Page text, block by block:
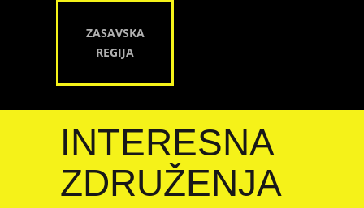
ZASAVSKA
REGIJA
INTERESNA
ZDRUŽENJA